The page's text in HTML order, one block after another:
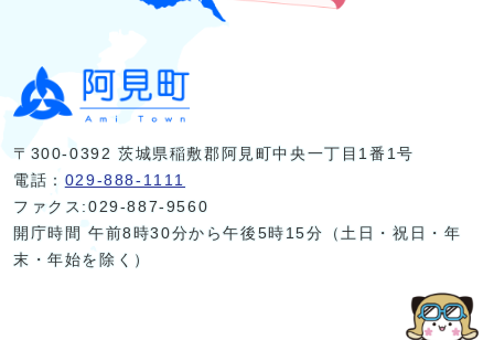
〒300-0392 茨城県稲敷郡阿見町中央一丁目1番1号
電話： 029-888-1111
ファクス:029-887-9560
開庁時間 午前8時30分から午後5時15分（土日・祝日・年
末・年始を除く）